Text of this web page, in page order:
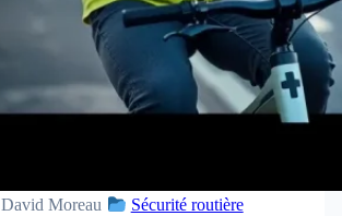
David Moreau Sécurité routière